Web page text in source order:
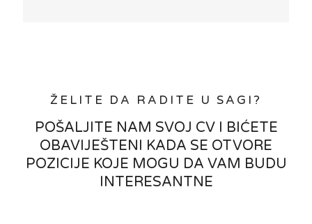
ŽELITE DA RADITE U SAGI?
POŠALJITE NAM SVOJ CV I BIĆETE
OBAVIJEŠTENI KADA SE OTVORE
POZICIJE KOJE MOGU DA VAM BUDU
INTERESANTNE